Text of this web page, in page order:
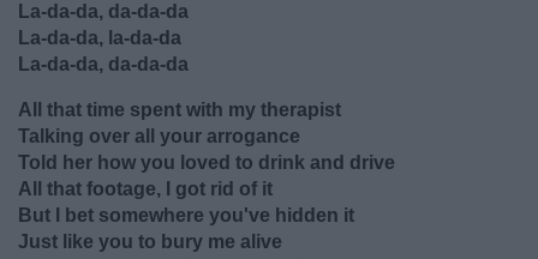
La-da-da, da-da-da
La-da-da, la-da-da
La-da-da, da-da-da
All that time spent with my therapist
Talking over all your arrogance
Told her how you loved to drink and drive
All that footage, I got rid of it
But I bet somewhere you've hidden it
Just like you to bury me alive